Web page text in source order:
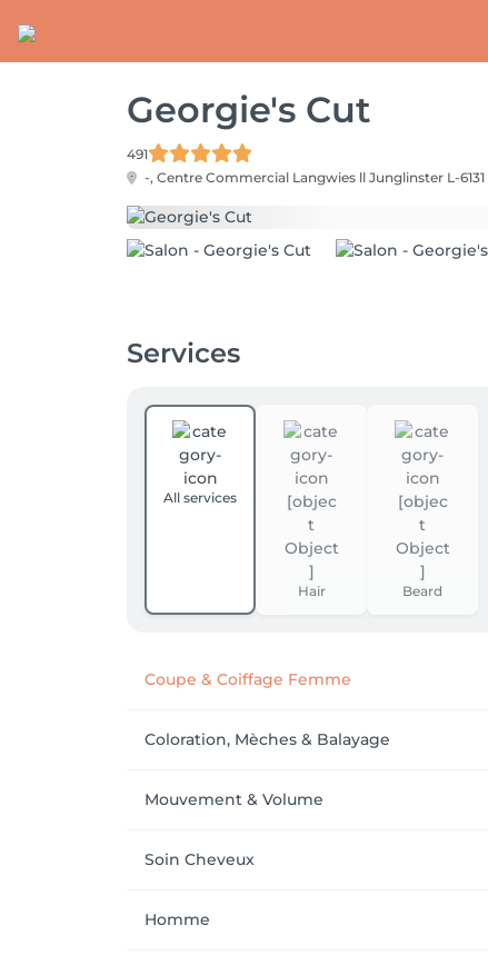
Georgie's Cut
491
-, Centre Commercial Langwies ll Junglinster L-6131
Services
All services
Hair Beard
Coupe & Coiffage Femme
Coloration, Mèches & Balayage
Mouvement & Volume
Soin Cheveux
Homme